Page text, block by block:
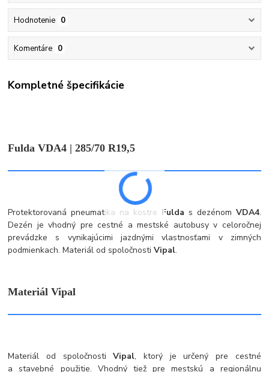
Hodnotenie 0
Komentáre 0
Kompletné špecifikácie
Fulda VDA4 | 285/70 R19,5
Protektorovaná pneumatika na kostre Fulda s dezénom VDA4.
Dezén je vhodný pre cestné a mestské autobusy v celoročnej
prevádzke s vynikajúcimi jazdnými vlastnosťami v zimných
podmienkach. Materiál od spoločnostiVipal.
Materiál Vipal
Materiál od spoločnostiVipal, ktorý je určený pre cestné
a stavebné použitie. Vhodný tiež pre mestskú a regionálnu